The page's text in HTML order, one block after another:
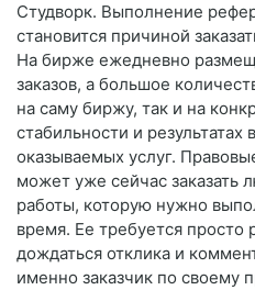
Студворк. Выполнение
становится причиной
На бирже ежедневно
заказов, а большое
на саму биржу, так и на
стабильности и
оказываемых услуг.
может уже сейчас заказать
работы, которую нужно
время. Ее требуется просто
дождаться отклика и
именно заказчик по своему